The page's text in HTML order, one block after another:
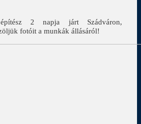
2 napja járt Szádváron,
fotóit a munkák állásáról!